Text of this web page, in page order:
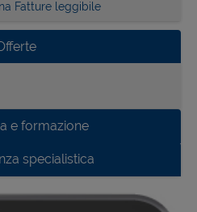
Fatture leggibile
e formazione
specialistica